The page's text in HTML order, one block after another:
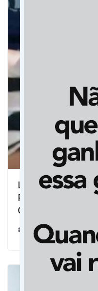
LUTO NA LINHA
CONTRA A
09/07/2020